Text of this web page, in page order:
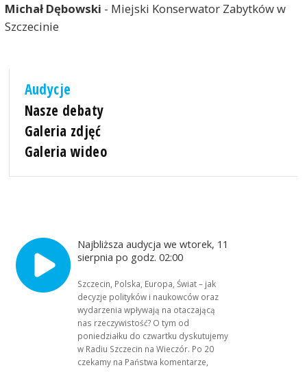
Michał Dębowski - Miejski Konserwator Zabytków w
Szczecinie
Audycje
Nasze debaty
Galeria zdjęć
Galeria wideo
Najbliższa audycja we wtorek, 11
sierpnia po godz. 02:00
Szczecin, Polska, Europa, Świat – jak
decyzje polityków i naukowców oraz
wydarzenia wpływają na otaczającą
nas rzeczywistość? O tym od
poniedziałku do czwartku dyskutujemy
w Radiu Szczecin na Wieczór. Po 20
czekamy na Państwa komentarze,